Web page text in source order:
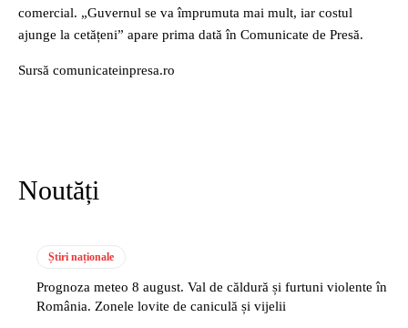
comercial. „Guvernul se va împrumuta mai mult, iar costul
ajunge la cetățeni” apare prima dată în Comunicate de Presă.
Sursă comunicateinpresa.ro
Noutăți
Știri naționale
Prognoza meteo 8 august. Val de căldură și furtuni violente în
România. Zonele lovite de caniculă și vijelii